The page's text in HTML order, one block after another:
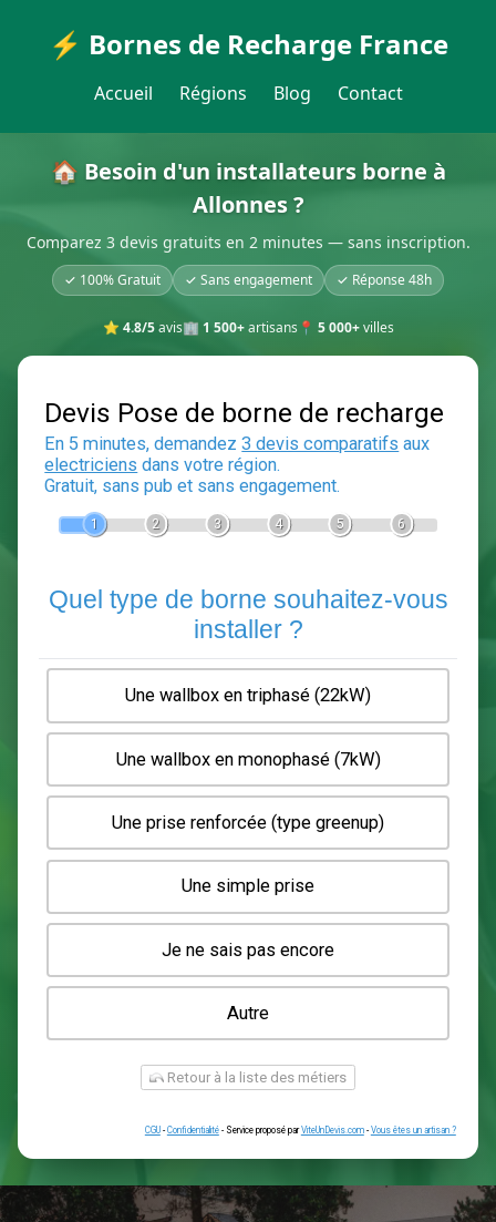
⚡ Bornes de Recharge France
Accueil Régions Blog Contact
🏠 Besoin d'un installateurs borne à
Allonnes ?
Comparez 3 devis gratuits en 2 minutes — sans inscription.
✓ 100% Gratuit ✓ Sans engagement ✓ Réponse 48h
⭐ 4.8/5avis🏢 1 500+artisans 📍 5 000+villes
Devis Pose de borne de
En 5 minutes, demandez3 devis comparatifs
Gratuit, sans pub et sans engagement.
2 3 6
Quel type de borne souhaitez-
installer ?
Une wallbox en triphasé (22kW)
Une wallbox en monophasé (7kW)
Une prise renforcée (type greenup)
Une simple prise
Je ne sais pas encore